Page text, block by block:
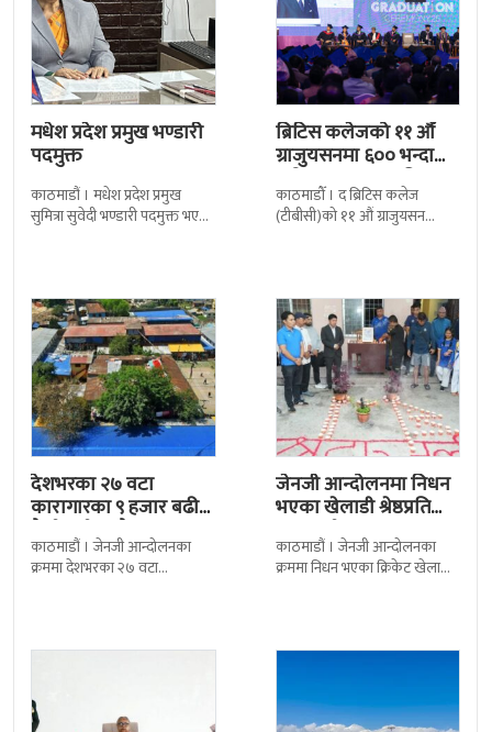
मधेश प्रदेश प्रमुख भण्डारी
पदमुक्त
काठमाडौं । मधेश प्रदेश प्रमुख
सुमित्रा सुवेदी भण्डारी पदमुक्त भएकी
ब्रिटिस कलेजको ११ औँ
ग्राजुयसनमा ६०० भन्दा
बढी ग्राजुयट सम्मानित
काठमाडौँ । द ब्रिटिस कलेज
(टीबीसी)को ११ औं ग्राजुयसन
देशभरका २७ वटा
कारागारका ९ हजार बढी
कैदीबन्दी अझै फरार
काठमाडौं । जेनजी आन्दोलनका
क्रममा देशभरका २७ वटा
जेनजी आन्दोलनमा निधन
भएका खेलाडी श्रेष्ठप्रति
श्रद्धाञ्जली
काठमाडौं । जेनजी आन्दोलनका
क्रममा निधन भएका क्रिकेट खेलाडी